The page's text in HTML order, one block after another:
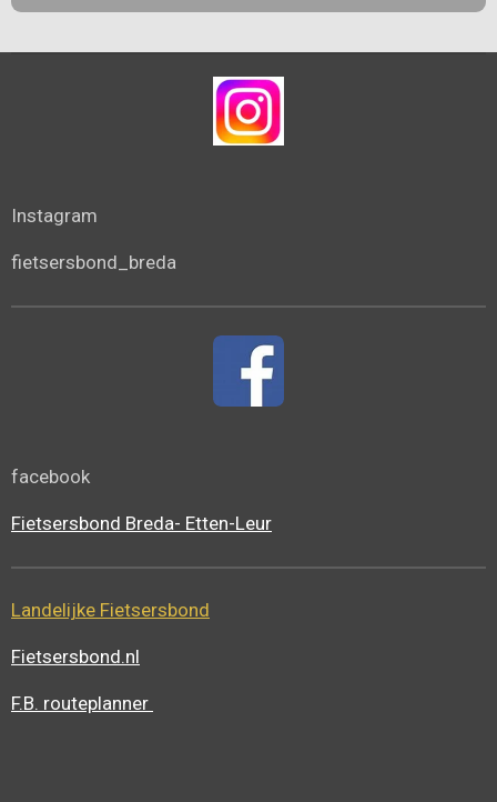
Instagram
fietsersbond_breda
facebook
Fietsersbond Breda- Etten-Leur
Landelijke Fietsersbond
Fietsersbond.nl
F.B. routeplanner